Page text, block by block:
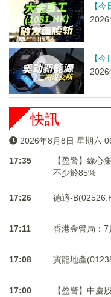
【
【
快訊
2026年8月8日 星期六
17:35
【盈警】綠心
不少於85%
17:26 德適-
17:11 香港金管局：
17:08 寶龍地產
17:00
【盈警】中慶